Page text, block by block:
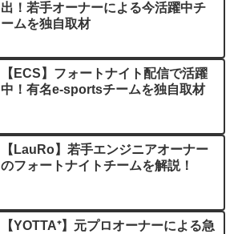
出！若手オーナーによる今活躍中チ
ームを独自取材
【ECS】フォートナイト配信で活躍
中！有名e-sportsチームを独自取材
【LauRo】若手エンジニアオーナー
のフォートナイトチームを解説！
【YOTTA⁺】元プロオーナーによる急